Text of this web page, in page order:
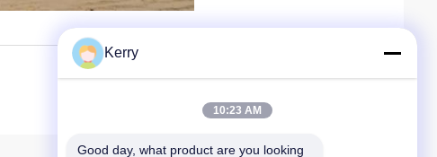
Kerry
10:23 AM
Good day, what product are you looking